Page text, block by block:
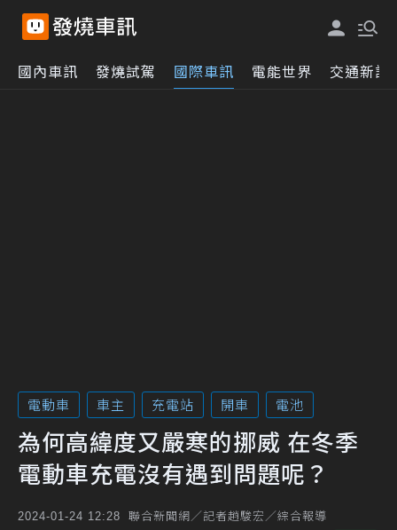
國內車訊 發燒試駕 國際車訊 電能世界 交通新訊
電動車 車主 充電站 開車 電池
為何高緯度又嚴寒的挪威 在冬季
電動車充電沒有遇到問題呢？
2024-01-24 12:28 聯合新聞網／記者趙駿宏／綜合報導